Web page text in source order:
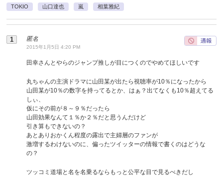
TOKIO 山口達也 嵐 相葉雅紀
匿名
2015年1月5日 4:20 PM
田幸さんとやらのジャンプ推しが目につくのでやめてほしいです
丸ちゃんの主演ドラマに山田某が出たら視聴率が10％になったから
山田某が10％の数字を持ってるとか、はぁ？出てなくも10％超えてる
しぃ、
仮にその前が８～９％だったら
山田効果なんて１％か２％だと思うんだけど
引き算もできないの？
あとありおかくん程度の露出で主婦層のファンが
激増するわけないのに、偏ったツイッターの情報で書くのはどうな
の？
ツッコミ道場と名を名乗るならもっと公平な目で見るべきだし